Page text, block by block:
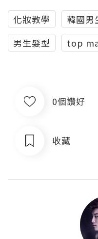
化妝教學 韓國男
男生髮型
top
0個讚好
收藏